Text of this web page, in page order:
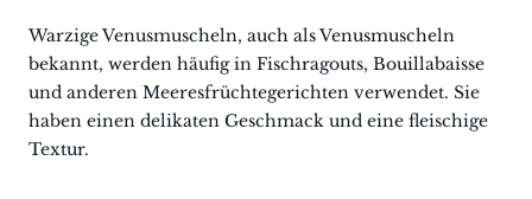
Warzige Venusmuscheln, auch als Venusmuscheln
bekannt, werden häufig in Fischragouts, Bouillabaisse
und anderen Meeresfrüchtegerichten verwendet. Sie
haben einen delikaten Geschmack und eine fleischige
Textur.